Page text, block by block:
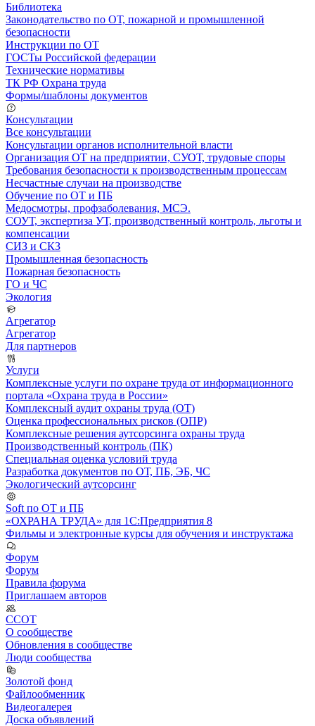
Библиотека
Законодательство по ОТ, пожарной и промышленной
безопасности
Инструкции по ОТ
ГОСТы Российской федерации
Технические нормативы
ТК РФ Охрана труда
Формы/шаблоны документов
Консультации
Все консультации
Консультации органов исполнительной власти
Организация ОТ на предприятии, СУОТ, трудовые споры
Требования безопасности к производственным процессам
Несчастные случаи на производстве
Обучение по ОТ и ПБ
Медосмотры, профзаболевания, МСЭ.
СОУТ, экспертиза УТ, производственный контроль, льготы и
компенсации
СИЗ и СКЗ
Промышленная безопасность
Пожарная безопасность
ГО и ЧС
Экология
Агрегатор
Агрегатор
Для партнеров
Услуги
Комплексные услуги по охране труда от информационного
портала «Охрана труда в России»
Комплексный аудит охраны труда (ОТ)
Оценка профессиональных рисков (ОПР)
Комплексные решения аутсорсинга охраны труда
Производственный контроль (ПК)
Специальная оценка условий труда
Разработка документов по ОТ, ПБ, ЭБ, ЧС
Экологический аутсорсинг
Soft по ОТ и ПБ
«ОХРАНА ТРУДА» для 1С:Предприятия 8
Фильмы и электронные курсы для обучения и инструктажа
Форум
Форум
Правила форума
Приглашаем авторов
ССОТ
О сообществе
Обновления в сообществе
Люди сообщества
Золотой фонд
Файлообменник
Видеогалерея
Доска объявлений